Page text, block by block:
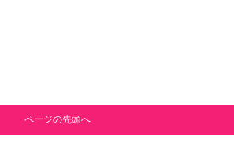
ページの先頭へ